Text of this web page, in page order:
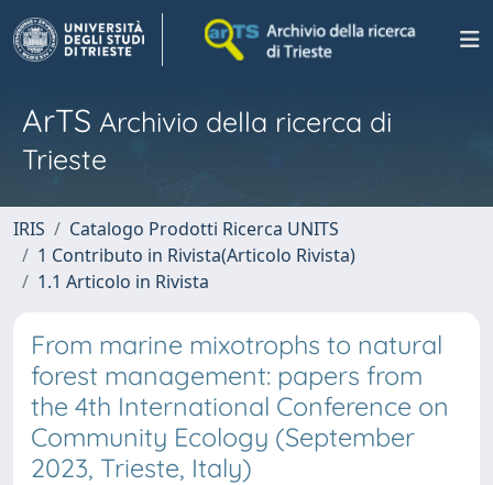
ArTS Archivio della ricerca di
Trieste
IRIS
Catalogo Prodotti Ricerca UNITS
1 Contributo in Rivista(Articolo Rivista)
1.1 Articolo in Rivista
From marine mixotrophs to natural
forest management: papers from
the 4th International Conference on
Community Ecology (September
2023, Trieste, Italy)